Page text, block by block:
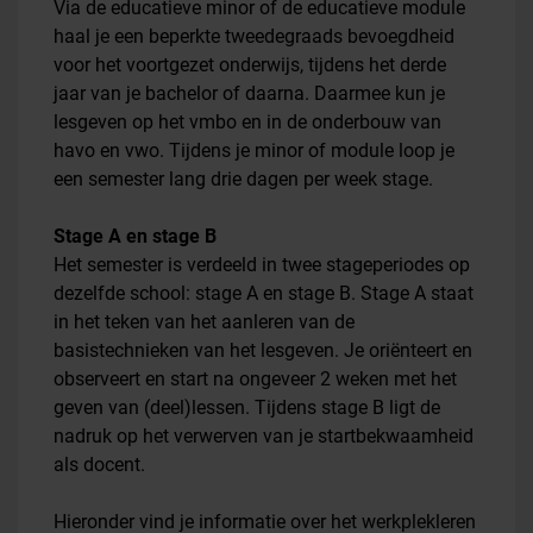
Via de educatieve minor of de educatieve module
haal je een beperkte tweedegraads bevoegdheid
voor het voortgezet onderwijs, tijdens het derde
jaar van je bachelor of daarna. Daarmee kun je
lesgeven op het vmbo en in de onderbouw van
havo en vwo. Tijdens je minor of module loop je
een semester lang drie dagen per week stage.
Stage A en stage B
Het semester is verdeeld in twee stageperiodes op
dezelfde school: stage A en stage B. Stage A staat
in het teken van het aanleren van de
basistechnieken van het lesgeven. Je oriënteert en
observeert en start na ongeveer 2 weken met het
geven van (deel)lessen. Tijdens stage B ligt de
nadruk op het verwerven van je startbekwaamheid
als docent.
Hieronder vind je informatie over het werkplekleren